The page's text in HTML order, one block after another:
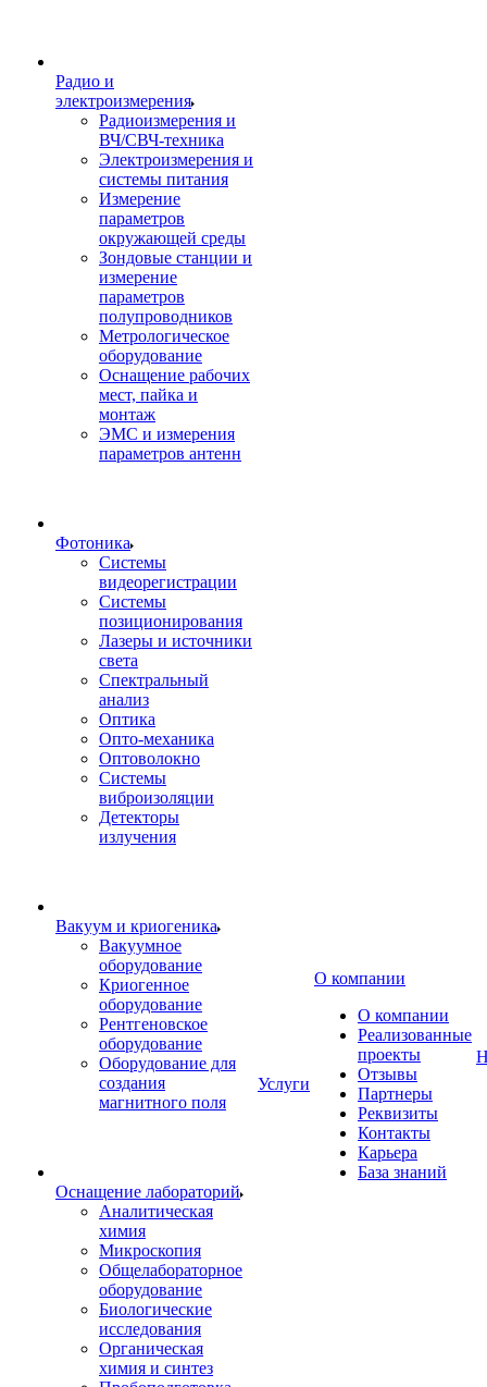
Радио и
электроизмерения
Радиоизмерения и
ВЧ/СВЧ-техника
Электроизмерения и
системы питания
Измерение
параметров
окружающей среды
Зондовые станции и
измерение
параметров
полупроводников
Метрологическое
оборудование
Оснащение рабочих
мест, пайка и
монтаж
ЭМС и измерения
параметров антенн
Фотоника
Cистемы
видеорегистрации
Системы
позиционирования
Лазеры и источники
света
Спектральный
анализ
Оптика
Опто-механика
Оптоволокно
Системы
виброизоляции
Детекторы
излучения
Вакуум и криогеника
Вакуумное
оборудование
Криогенное
оборудование
Рентгеновское
оборудование
Оборудование для
создания
магнитного поля
Оснащение лабораторий
Аналитическая
химия
Микроскопия
Общелабораторное
оборудование
Биологические
исследования
Органическая
химия и синтез
Услуги
О компании
О компании
Реализованные
проекты
Отзывы
Партнеры
Реквизиты
Контакты
Карьера
База знаний